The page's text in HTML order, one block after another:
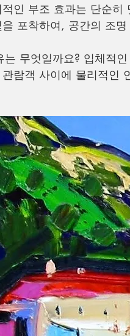
인 부조 효과는 단순히
포착하여, 공간의 조
무엇일까요? 입체적
람객 사이에 물리적인